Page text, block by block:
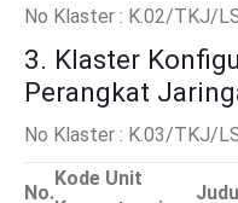
No Klaster : K.02/TKJ/
3. Klaster
Perangkat
No Klaster : K.03/TKJ/
No.
Kode Unit